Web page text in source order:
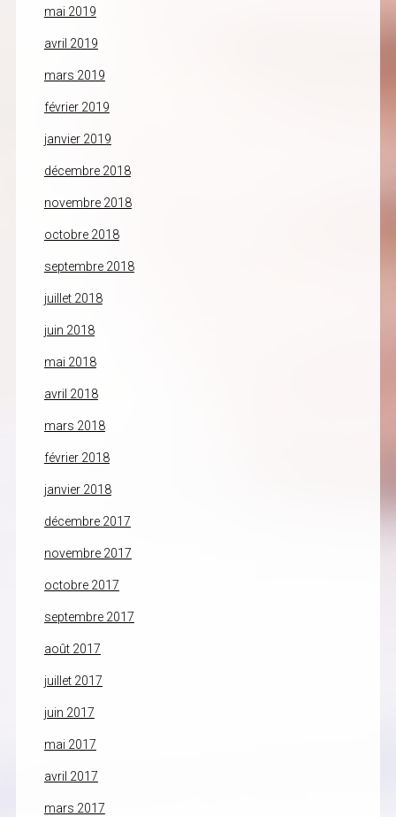
mai 2019
avril 2019
mars 2019
février 2019
janvier 2019
décembre 2018
novembre 2018
octobre 2018
septembre 2018
juillet 2018
juin 2018
mai 2018
avril 2018
mars 2018
février 2018
janvier 2018
décembre 2017
novembre 2017
octobre 2017
septembre 2017
août 2017
juillet 2017
juin 2017
mai 2017
avril 2017
mars 2017